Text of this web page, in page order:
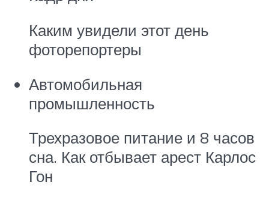
Каким увидели этот день
фоторепортеры
Автомобильная
промышленность
Трехразовое питание и 8 часов
сна. Как отбывает арест Карлос
Гон